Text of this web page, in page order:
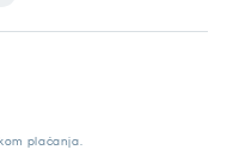
plaćanja.